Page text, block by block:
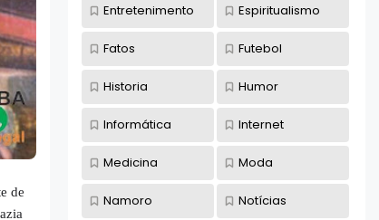
de
Entretenimento Espiritualismo
Fatos Futebol
Historia Humor
Informática Internet
Medicina Moda
Namoro Notícias